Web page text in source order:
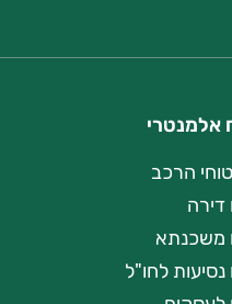
אלמנטרי
הרכב
דירה
משכנתא
נסיעות לחו"ל